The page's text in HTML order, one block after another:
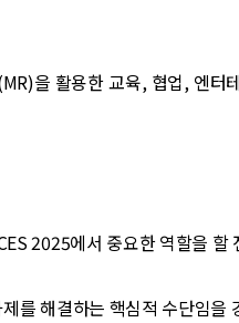
을 활용한 교육, 협업, 엔터
2025에서 중요한 역할을 할
를 해결하는 핵심적 수단임을